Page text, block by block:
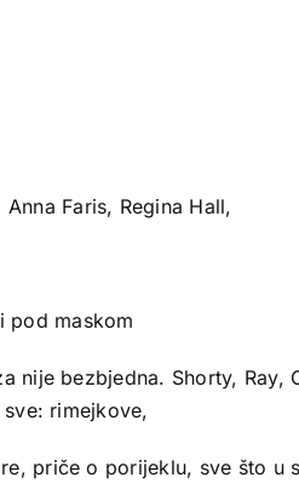
Faris, Regina Hall,
pod maskom
bezbjedna. Shorty, Ray,
rimejkove,
priče o porijeklu, sve što u